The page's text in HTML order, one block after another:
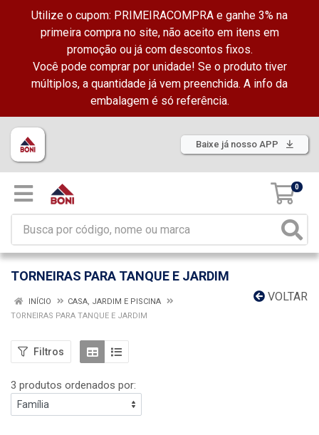
Utilize o cupom: PRIMEIRACOMPRA e ganhe 3% na
primeira compra no site, não aceito em itens em
promoção ou já com descontos fixos.
Você pode comprar por unidade! Se o produto tiver
múltiplos, a quantidade já vem preenchida. A info da
embalagem é só referência.
Baixe já nosso APP
0
TORNEIRAS PARA TANQUE E JARDIM
VOLTAR
INÍCIO
CASA, JARDIM E PISCINA
TORNEIRAS PARA TANQUE E JARDIM
Filtros
3 produtos ordenados por: